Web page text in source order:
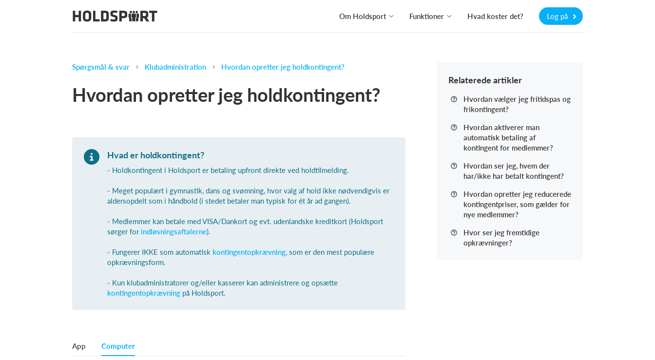
Om Holdsport Funktioner Hvad koster det? Log på
Spørgsmål & svar Klubadministration Hvordan opretter jeg holdkontingent?
Hvordan opretter jeg holdkontingent?
Hvad er holdkontingent?
- Holdkontingent i Holdsport er betaling upfront direkte ved holdtilmelding.
- Meget populært i gymnastik, dans og svømning, hvor valg af hold ikke nødvendigvis er
aldersopdelt som i håndbold (i stedet betaler man typisk for ét år ad gangen).
- Medlemmer kan betale med VISA/Dankort og evt. udenlandske kreditkort (Holdsport
sørger for indløsningsaftalerne).
- Fungerer IKKE som automatisk kontingentopkrævning, som er den mest populære
opkrævningsform.
- Kun klubadministratorer og/eller kasserer kan administrere og opsætte
kontingentopkrævning på Holdsport.
App Computer
Relaterede artikler
Hvordan vælger jeg fritidspas og
frikontingent?
Hvordan aktiverer man
automatisk betaling af
kontingent for medlemmer?
Hvordan ser jeg, hvem der
har/ikke har betalt kontingent?
Hvordan opretter jeg reducerede
kontingentpriser, som gælder for
nye medlemmer?
Hvor ser jeg fremtidige
opkrævninger?